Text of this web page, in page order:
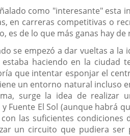
como "interesante" esta
en carreras competitivas o
es de lo que más ganas hay
se empezó a dar vueltas a
haciendo en la ciudad
que intentar esponjar el
un entorno natural incluso
surge la idea de realizar
Fuente El Sol (aunque habrá
las suficientes
un circuito que pudiera